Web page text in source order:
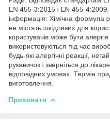
EN 455-3:2015 і EN 455-
інформація: Хімічна формула
не містять шкідливих для
користувачів може бути
використовуються під час
будь-які алергічні реакції,
рукавичок і зверніться до
відповідних умовах. Термін
виготовлення.
Приховати